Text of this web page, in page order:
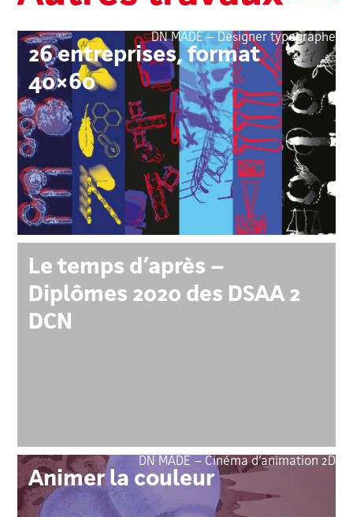
26 entreprises, format
40×60
DN MADE – Designer typographe
Le temps d’après –
Diplômes 2020 des DSAA 2
DCN
Animer la couleur
DN MADE – Cinéma d’animation 2D